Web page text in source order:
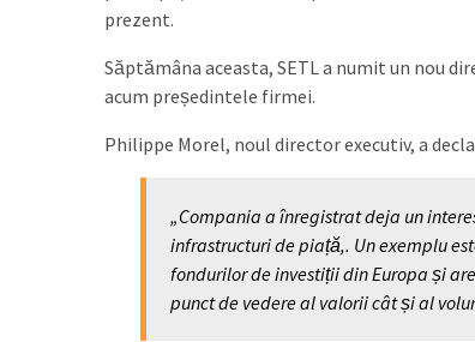
prezent.
Săptămâna aceasta, SETL a numit un nou
acum președintele firmei.
Philippe Morel, noul director executiv, a
„Compania a înregistrat deja un
infrastructuri de piață,. Un exemplu
fondurilor de investiții din Europa și
punct de vedere al valorii cât și al